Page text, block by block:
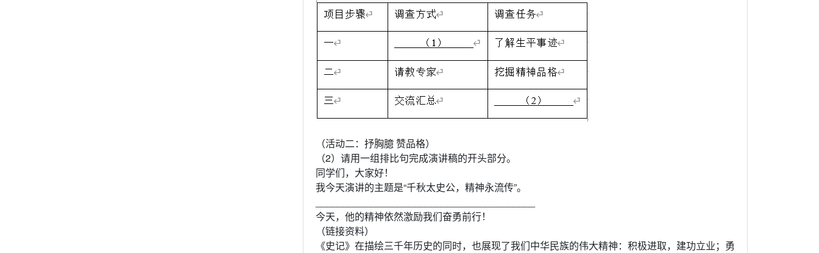
（活动二：抒胸臆 赞品格）
（2）请用一组排比句完成演讲稿的开头部分。
同学们，大家好！
我今天演讲的主题是“千秋太史公，精神永流传”。
今天，他的精神依然激励我们奋勇前行！
（链接资料）
《史记》在描绘三千年历史的同时，也展现了我们中华民族的伟大精神：积极进取，建功立业；勇